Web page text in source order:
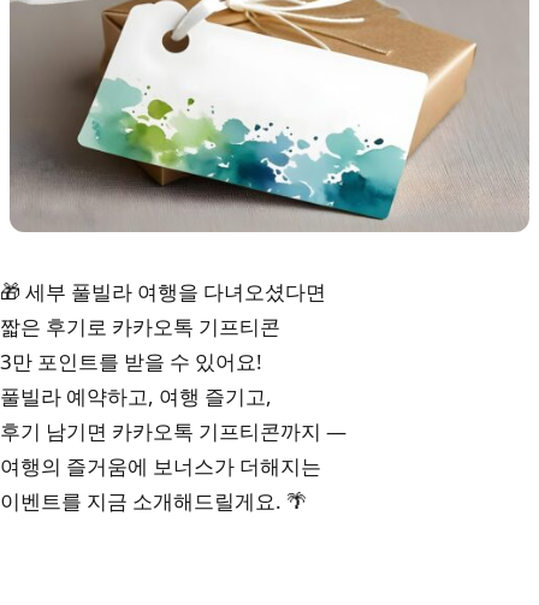
🎁 세부 풀빌라 여행을 다녀오셨다면
짧은 후기로 카카오톡 기프티콘
3만 포인트를 받을 수 있어요!
풀빌라 예약하고, 여행 즐기고,
후기 남기면 카카오톡 기프티콘까지 —
여행의 즐거움에 보너스가 더해지는
이벤트를 지금 소개해드릴게요. 🌴